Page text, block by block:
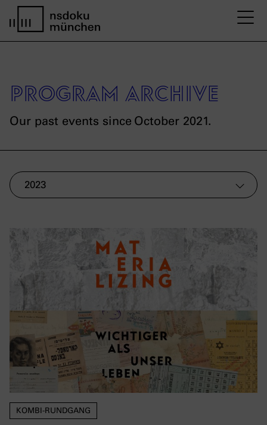
Program archive
Our past events since October 2021.
KOMBI-RUNDGANG